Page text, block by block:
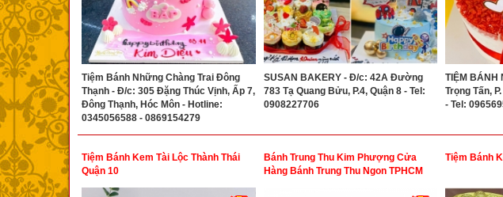
Tiệm Bánh Những Chàng Trai Đông
Thạnh - Đ/c: 305 Đặng Thúc Vịnh, Ấp 7,
Đông Thạnh, Hóc Môn - Hotline:
0345056588 - 0869154279
SUSAN BAKERY - Đ/c: 42A Đường
783 Tạ Quang Bửu, P.4, Quận 8 - Tel:
0908227706
TIỆM BÁNH
Trọng Tấn,
- Tel:
Tiệm Bánh Kem Tài Lộc Thành Thái
Quận 10
Bánh Trung Thu Kim Phượng Cửa
Hàng Bánh Trung Thu Ngon TPHCM
Tiệm Bánh